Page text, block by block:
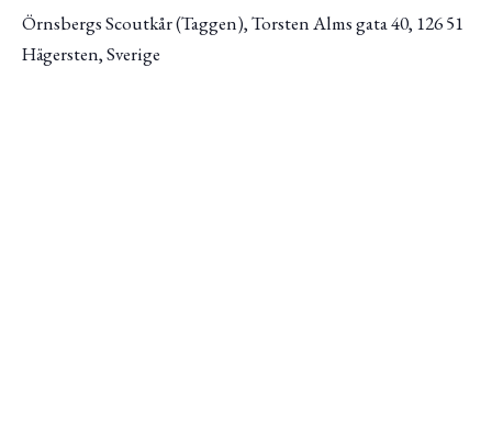
Örnsbergs Scoutkår (Taggen), Torsten Alms gata 40, 126 51
Hägersten, Sverige